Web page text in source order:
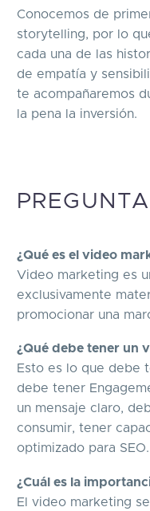
Conocemos de
storytelling, por lo
cada una de las
de empatía y
te acompañaremos
la pena la inversión.
¿Qué es el video
Video marketing es
exclusivamente
promocionar una
¿Qué debe tener un
Esto es lo que debe
debe tener
un mensaje claro,
consumir, tener
optimizado para SEO.
¿Cuál es la
El video marketing